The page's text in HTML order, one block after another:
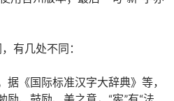
有几处不同：
据《国际标准汉字大辞典》等，